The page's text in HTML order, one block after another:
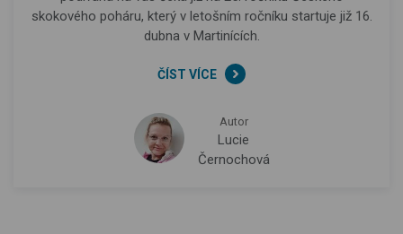
skokového poháru, který v letošním ročníku startuje již 16.
dubna v Martinících.
ČÍST VÍCE
Autor
Lucie
Černochová